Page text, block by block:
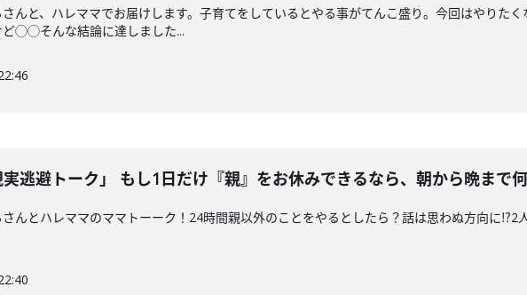
んと、ハレママでお届けします。子育てをしているとやる事がてんこ盛り。今回はやりた
ど◯◯そんな結論に達しました...
逃避トーク」 もし1日だけ『親』をお休みできるなら、朝から晩まで
んとハレママのママトーーク！24時間親以外のことをやるとしたら？話は思わぬ方向に⁉︎2